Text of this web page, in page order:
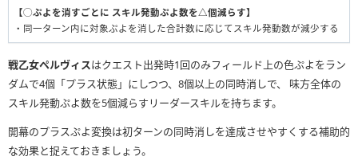
【◯ぷよを消すごとに スキル発動ぷよ数を△個減らす】
・同一ターン内に対象ぷよを消した合計数に応じてスキル発動数が減少する
戦乙女ペルヴィスはクエスト出発時1回のみフィールド上の色ぷよをラン
ダムで4個「プラス状態」にしつつ、8個以上の同時消しで、 味方全体の
スキル発動ぷよ数を5個減らすリーダースキルを持ちます。
開幕のプラスぷよ変換は初ターンの同時消しを達成させやすくする補助的
な効果と捉えておきましょう。